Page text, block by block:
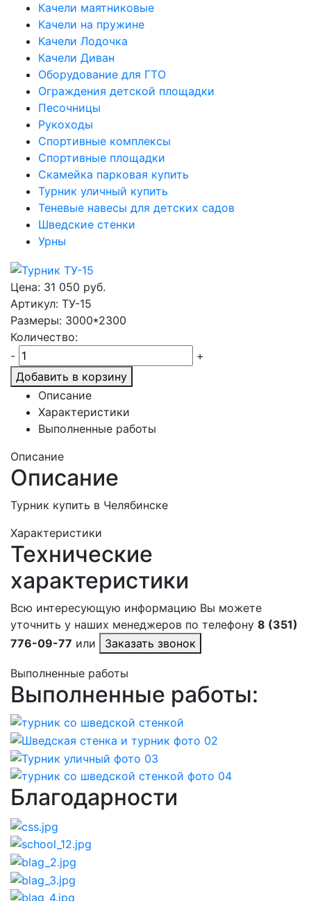
Качели маятниковые
Качели на пружине
Качели Лодочка
Качели Диван
Оборудование для ГТО
Ограждения детской площадки
Песочницы
Рукоходы
Спортивные комплексы
Спортивные площадки
Скамейка парковая купить
Турник уличный купить
Теневые навесы для детских садов
Шведские стенки
Урны
Цена: 31 050 руб.
Артикул: ТУ-15
Размеры: 3000*2300
Количество:
-
+
Добавить в корзину
Описание
Характеристики
Выполненные работы
Описание
Описание
Турник купить в Челябинске
Характеристики
Технические
характеристики
Всю интересующую информацию Вы можете
уточнить у наших менеджеров по телефону 8 (351)
776-09-77 или Заказать звонок
Выполненные работы
Выполненные работы:
Благодарности